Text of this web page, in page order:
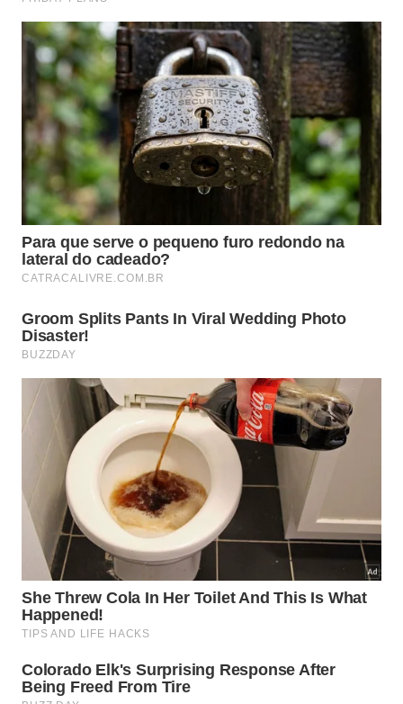
Angra dos Reis
Localizada no litoral fluminense, Angra dos Reis é
um paraíso tropical conhecido pela quantidade de
ilhas, 365, uma para cada dia do ano. O dado é
repetido com frequência na cidade, atrai milhares
de turistas, mas não tem confirmação oficial.
aparece na lista de intenções da TFlow para novas
lojas. A rede de vestuário masculino já vestiu
celebridades como Fernando e Sorocaba e Jorge e
Mateus.
Com estampas exclusivas que mudam a cada 45